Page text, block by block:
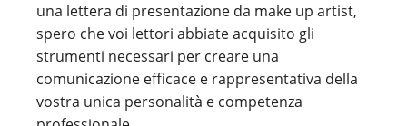
una lettera di presentazione da make up artist,
spero che voi lettori abbiate acquisito gli
strumenti necessari per creare una
comunicazione efficace e rappresentativa della
vostra unica personalità e competenza